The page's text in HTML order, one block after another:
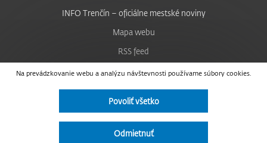
Na prevádzkovanie webu a analýzu návštevnosti používame súbory cookies.
Povoliť všetko
Odmietnuť
INFO Trenčín – oficiálne mestské noviny
Mapa webu
RSS feed
Nastavenie cookies
Facebook
Instagram